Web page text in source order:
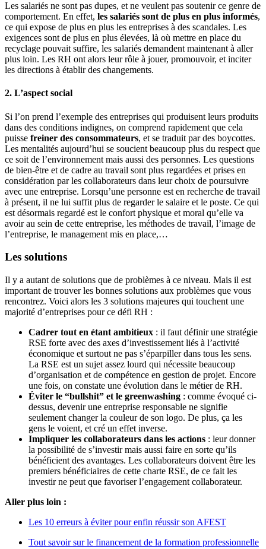
Les salariés ne sont pas dupes, et ne veulent pas soutenir ce genre de
comportement. En effet, les salariés sont de plus en plus informés,
ce qui expose de plus en plus les entreprises à des scandales. Les
exigences sont de plus en plus élevées, là où mettre en place du
recyclage pouvait suffire, les salariés demandent maintenant à aller
plus loin. Les RH ont alors leur rôle à jouer, promouvoir, et inciter
les directions à établir des changements.
2. L’aspect social
Si l’on prend l’exemple des entreprises qui produisent leurs produits
dans des conditions indignes, on comprend rapidement que cela
puisse freiner des consommateurs, et se traduit par des boycottes.
Les mentalités aujourd’hui se soucient beaucoup plus du respect que
ce soit de l’environnement mais aussi des personnes. Les questions
de bien-être et de cadre au travail sont plus regardées et prises en
considération par les collaborateurs dans leur choix de poursuivre
avec une entreprise. Lorsqu’une personne est en recherche de travail
à présent, il ne lui suffit plus de regarder le salaire et le poste. Ce qui
est désormais regardé est le confort physique et moral qu’elle va
avoir au sein de cette entreprise, les méthodes de travail, l’image de
l’entreprise, le management mis en place,…
Les solutions
Il y a autant de solutions que de problèmes à ce niveau. Mais il est
important de trouver les bonnes solutions aux problèmes que vous
rencontrez. Voici alors les 3 solutions majeures qui touchent une
majorité d’entreprises pour ce défi RH :
Cadrer tout en étant ambitieux : il faut définir une stratégie
RSE forte avec des axes d’investissement liés à l’activité
économique et surtout ne pas s’éparpiller dans tous les sens.
La RSE est un sujet assez lourd qui nécessite beaucoup
d’organisation et de compétence en gestion de projet. Encore
une fois, on constate une évolution dans le métier de RH.
Éviter le “bullshit” et le greenwashing : comme évoqué ci-
dessus, devenir une entreprise responsable ne signifie
seulement changer la couleur de son logo. De plus, ça les
gens le voient, et cré un effet inverse.
Impliquer les collaborateurs dans les actions : leur donner
la possibilité de s’investir mais aussi faire en sorte qu’ils
bénéficient des avantages. Les collaborateurs doivent être les
premiers bénéficiaires de cette charte RSE, de ce fait les
investir ne peut que favoriser l’engagement collaborateur.
Aller plus loin :
Les 10 erreurs à éviter pour enfin réussir son AFEST
Tout savoir sur le financement de la formation professionnelle